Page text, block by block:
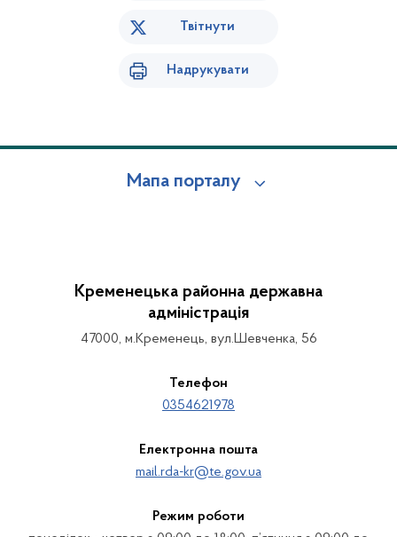
Твітнути
Надрукувати
Мапа порталу
Кременецька районна державна
адміністрація
47000, м.Кременець, вул.Шевченка, 56
Телефон
0354621978
Електронна пошта
mail.rda-kr@te.gov.ua
Режим роботи